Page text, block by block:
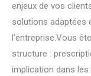
enjeux de vos
solutions adaptées
l’entreprise.Vous
structure :
implication dans